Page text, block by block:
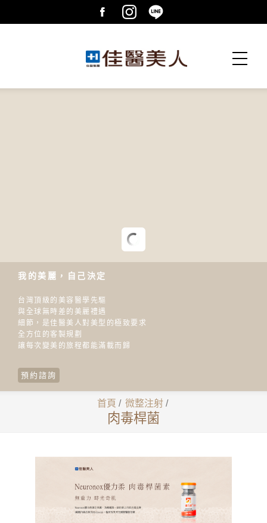
我的美麗，自己決定
台灣頂級的美容醫學先驅
與全球無時差的美麗禮遇
細節，是佳醫美人對美型的極致要求
全方位的客製規劃
讓每次變美的旅程都能滿載而歸
預約諮詢
首頁 / 微整注射/
肉毒桿菌